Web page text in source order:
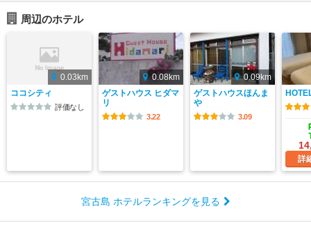
周辺のホテル
0.03km
ココシティ
評価なし
0.08km
ゲストハウス ヒダマ
リ
3.22
0.09km
ゲストハウスほんま
や
3.09
詳
宮古島 ホテルランキングを見る